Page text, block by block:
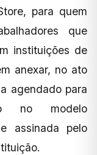
para quem
que
instituições de
anexar, no ato
agendado para
no modelo
assinada pelo